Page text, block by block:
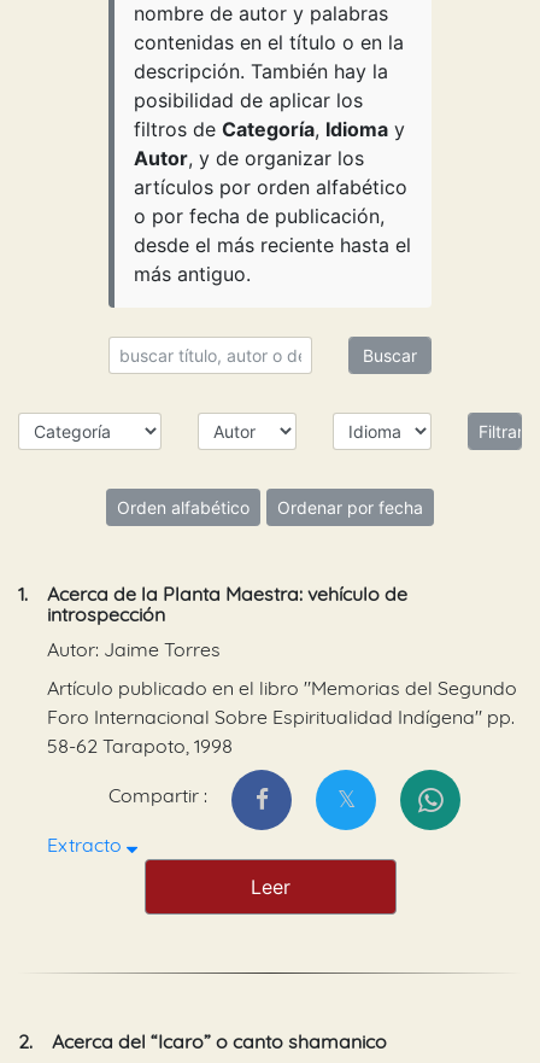
nombre de autor y palabras
contenidas en el título o en la
descripción. También hay la
posibilidad de aplicar los
filtros de Categoría, Idiomay
Autor, y de organizar los
artículos por orden alfabético
o por fecha de publicación,
desde el más reciente hasta el
más antiguo.
Orden alfabético Ordenar por fecha
1.
Acerca de la Planta Maestra: vehículo de
introspección
Autor: Jaime Torres
Artículo publicado en el libro "Memorias del Segundo
Foro Internacional Sobre Espiritualidad Indígena" pp.
58-62 Tarapoto, 1998
Compartir :
Extracto
Leer
2.
Acerca del “Icaro” o canto shamanico